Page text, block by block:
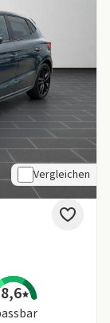
Vergleichen
8,6